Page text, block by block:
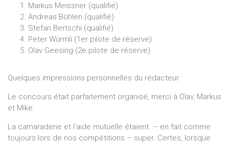
Markus Meissner (qualifié)
Andreas Böhlen (qualifié)
Stefan Bertschi (qualifié)
Peter Würmli (1er pilote de réserve)
Olav Geesing (2e pilote de réserve)
Quelques impressions personnelles du rédacteur:
Le concours était parfaitement organisé, merci à Olav, Markus
et Mike.
La camaraderie et l'aide mutuelle étaient – en fait comme
toujours lors de nos compétitions – super. Certes, lorsque